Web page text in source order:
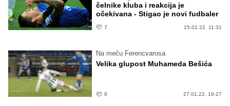
čelnike kluba i reakcija je
očekivana - Stigao je novi fudbaler
7 15.02.22. 11:31
Na meču Ferencvarosa
Velika glupost Muhameda Bešića
8 27.01.22. 19:27